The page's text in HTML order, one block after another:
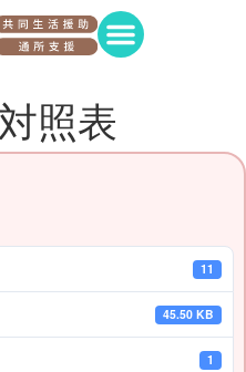
照表
11
45.50 KB
1